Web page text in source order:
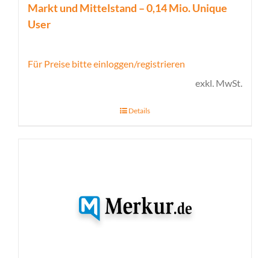
Markt und Mittelstand – 0,14 Mio. Unique
User
Für Preise bitte einloggen/registrieren
exkl. MwSt.
Details